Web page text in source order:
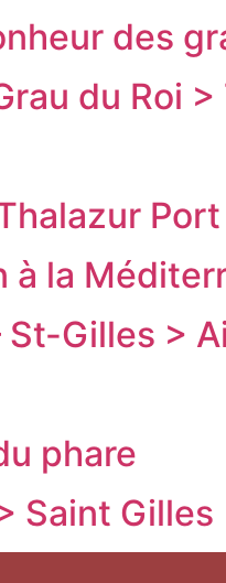
des
du Roi >
à la
St-Gilles >
phare
Saint Gilles